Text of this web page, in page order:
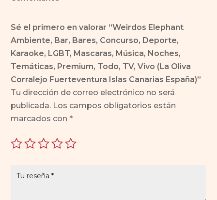
Sé el primero en valorar “Weirdos Elephant
Ambiente, Bar, Bares, Concurso, Deporte,
Karaoke, LGBT, Mascaras, Música, Noches,
Temáticas, Premium, Todo, TV, Vivo (La Oliva
Corralejo Fuerteventura Islas Canarias España)”
Tu dirección de correo electrónico no será
publicada. Los campos obligatorios están
marcados con*